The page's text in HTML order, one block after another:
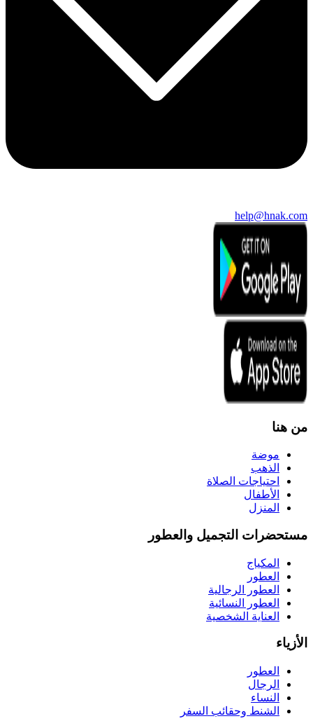
help@hnak.com
من هنا
موضة
الذهب
احتياجات الصلاة
الأطفال
المنزل
مستحضرات التجميل والعطور
المكياج
العطور
العطور الرجالية
العطور النسائية
العناية الشخصية
الأزياء
العطور
الرجال
النساء
الشنط وحقائب السفر